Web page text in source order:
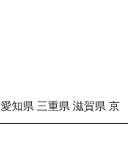
愛知県 三重県 滋賀県 京